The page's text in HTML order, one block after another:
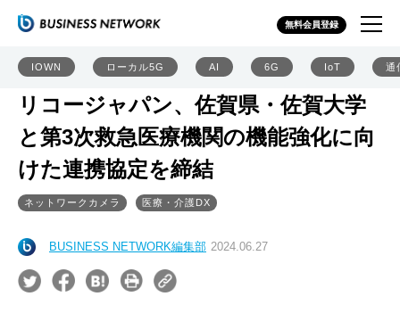
無料会員登録
IOWN ローカル5G AI 6G IoT 通
リコージャパン、佐賀県・佐賀大学
と第3次救急医療機関の機能強化に向
けた連携協定を締結
ネットワークカメラ 医療・介護DX
BUSINESS NETWORK編集部 2024.06.27